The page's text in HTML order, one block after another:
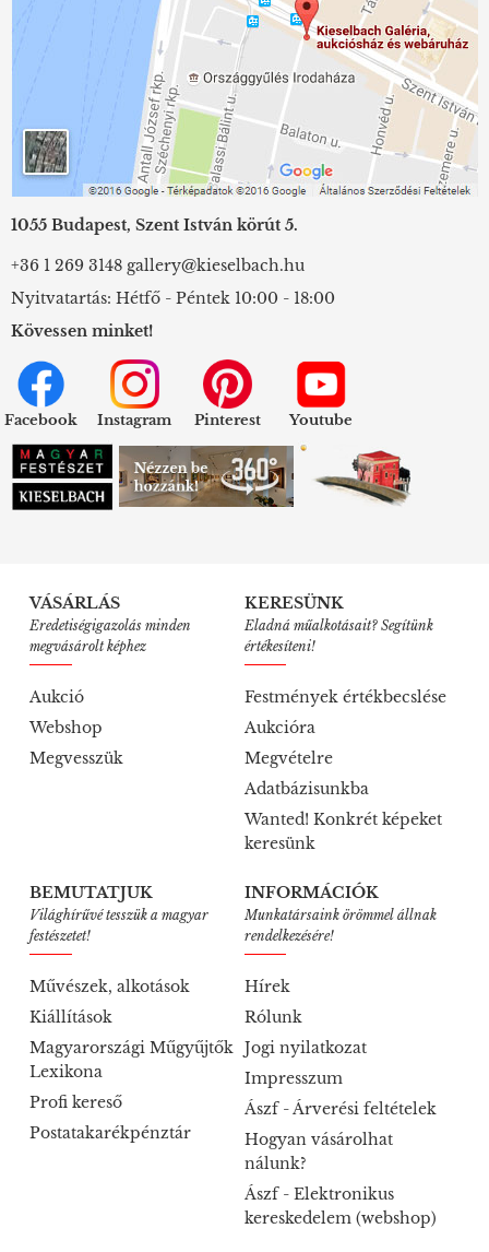
1055 Budapest, Szent István körút 5.
+36 1 269 3148 gallery@kieselbach.hu
Nyitvatartás: Hétfő - Péntek 10:00 - 18:00
Kövessen minket!
Facebook Instagram Pinterest Youtube
VÁSÁRLÁS
Eredetiségigazolás minden
megvásárolt képhez
Aukció
Webshop
Megvesszük
KERESÜNK
Eladná műalkotásait? Segítünk
értékesíteni!
Festmények értékbecslése
Aukcióra
Megvételre
Adatbázisunkba
Wanted! Konkrét képeket
keresünk
BEMUTATJUK
Világhírűvé tesszük a magyar
festészetet!
Művészek, alkotások
Kiállítások
Magyarországi Műgyűjtők
Lexikona
Profi kereső
Postatakarékpénztár
INFORMÁCIÓK
Munkatársaink örömmel állnak
rendelkezésére!
Hírek
Rólunk
Jogi nyilatkozat
Impresszum
Ászf - Árverési feltételek
Hogyan vásárolhat
nálunk?
Ászf - Elektronikus
kereskedelem (webshop)